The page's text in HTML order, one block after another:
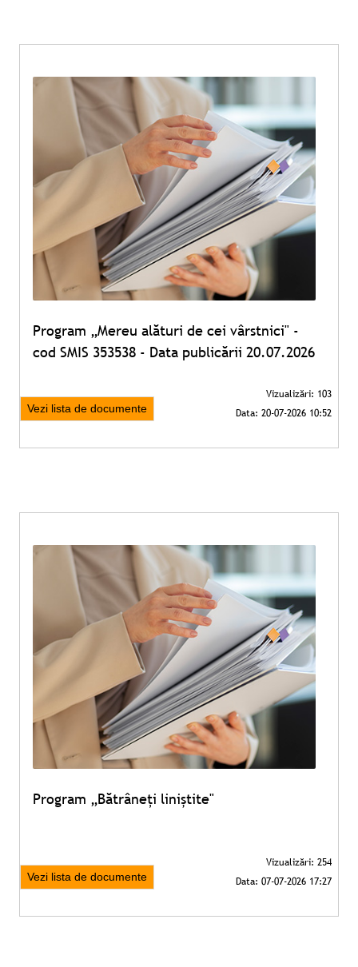
Program „Mereu alături de cei vârstnici" -
cod SMIS 353538 - Data publicării 20.07.2026
Vezi lista de documente
Program „Bătrâneți liniștite"
Vezi lista de documente